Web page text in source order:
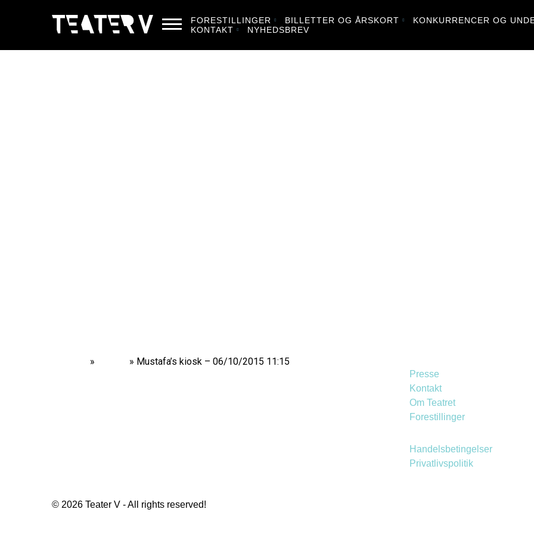
FORESTILLINGER BILLETTER OG ÅRSKORT KONKURRENCER OG
KONTAKT
NYHEDSBREV
» » Mustafa’s kiosk – 06/10/2015 11:15
Presse
Kontakt
Om Teatret
Forestillinger
Handelsbetingelser
Privatlivspolitik
© 2026 Teater V - All rights reserved!